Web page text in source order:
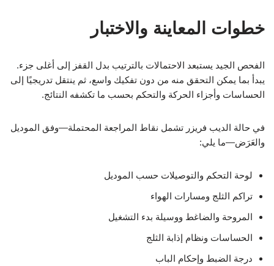
خطوات المعاينة والاختبار
الفحص الجيد يستبعد الاحتمالات بالترتيب بدل القفز إلى أغلى جزء.
يبدأ بما يمكن التحقق منه من دون تفكيك واسع، ثم ينتقل تدريجيًا إلى
الحساسات وأجزاء الحركة والتحكم بحسب ما تكشفه النتائج.
في حالة الديب فريزر تشمل نقاط المراجعة المحتملة—وفق الموديل
والعَرَض—ما يلي:
لوحة التحكم والتوصيلات حسب الموديل
تراكم الثلج ومسارات الهواء
المروحة والضاغط ووسيلة بدء التشغيل
الحساسات ونظام إذابة الثلج
درجة الضبط وإحكام الباب